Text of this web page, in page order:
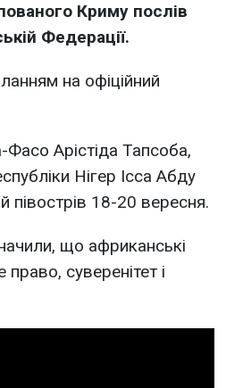
Криму послів
Федерації.
на офіційний
Фасо Арістіда Тапсоба,
Нігер Ісса Абду
півострів 18-20 вересня.
що африканські
суверенітет і